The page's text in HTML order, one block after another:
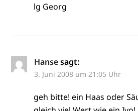
lg Georg
Hanse sagt:
3. Juni 2008 um 21:05 Uhr
geh bitte! ein Haas oder